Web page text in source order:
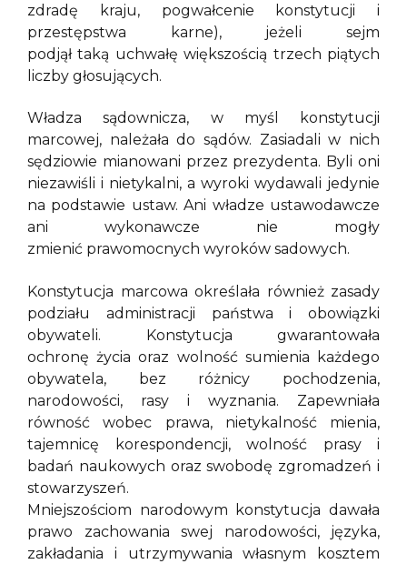
zdradę kraju, pogwałcenie konstytucji i
przestępstwa karne), jeżeli sejm
podjął taką uchwałę większością trzech piątych
liczby głosujących.
Władza sądownicza, w myśl konstytucji
marcowej, należała do sądów. Zasiadali w nich
sędziowie mianowani przez prezydenta. Byli oni
niezawiśli i nietykalni, a wyroki wydawali jedynie
na podstawie ustaw. Ani władze ustawodawcze
ani wykonawcze nie mogły
zmienić prawomocnych wyroków sadowych.
Konstytucja marcowa określała również zasady
podziału administracji państwa i obowiązki
obywateli. Konstytucja gwarantowała
ochronę życia oraz wolność sumienia każdego
obywatela, bez różnicy pochodzenia,
narodowości, rasy i wyznania. Zapewniała
równość wobec prawa, nietykalność mienia,
tajemnicę korespondencji, wolność prasy i
badań naukowych oraz swobodę zgromadzeń i
stowarzyszeń.
Mniejszościom narodowym konstytucja dawała
prawo zachowania swej narodowości, języka,
zakładania i utrzymywania własnym kosztem